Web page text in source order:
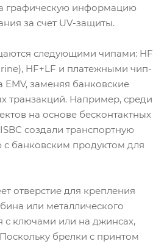
графическую информацию
за счет UV-защиты.
следующими чипами: HF
HF+LF и платежными чип-
EMV, заменяя банковские
транзакций. Например, среди
на основе бесконтактных
создали транспортную
банковским продуктом для
отверстие для крепления
или металлического
с ключами или на джинсах,
брелки с принтом